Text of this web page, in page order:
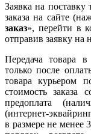
Заявка на поставку
заказа на сайте
заказ», перейти в
отправив заявку
Передача товара
только после
товара курьером
стоимость заказа
предоплата
(интернет-
в размере не менее